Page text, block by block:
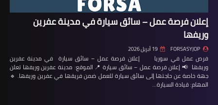
إعلان فرصة عمل – سائق سيارة في مدينة عفرين
وريفها
FORSASYJOP 19 أبريل 2026
فرص عمل في سوريا إعلان فرصة عمل – سائق سيارة في مدينة عفرين
وريفها 📢 إعلان فرصة عمل – سائق سيارة 📍 الموقع: مدينة عفرين وريفها تعلن
جهة خاصة عن حاجتها إلى سائق سيارة للعمل ضمن فريقها في عفرين وريفها. 🔹
المهام: قيادة السيارة…